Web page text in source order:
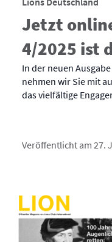
Jetzt
4/2025 ist
In der neuen
nehmen wir Sie mit
das vielfältige
Veröffentlicht am 27.